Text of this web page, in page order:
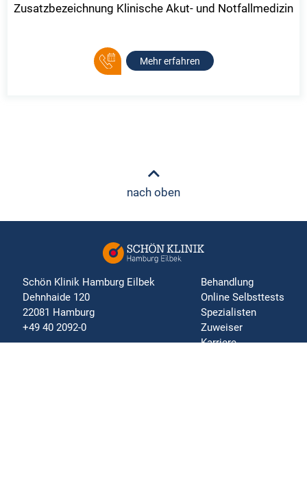
Zusatzbezeichnung Klinische Akut- und Notfallmedizin
Mehr erfahren
nach oben
Schön Klinik Hamburg Eilbek
Dehnhaide 120
22081 Hamburg
+49 40 2092-0
Behandlung
Online Selbsttests
Spezialisten
Zuweiser
Karriere